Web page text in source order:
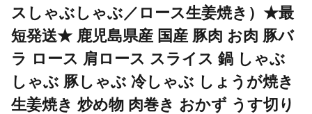
スしゃぶしゃぶ／ロース生姜焼き）★最
短発送★ 鹿児島県産 国産 豚肉 お肉 豚バ
ラ ロース 肩ロース スライス 鍋 しゃぶ
しゃぶ 豚しゃぶ 冷しゃぶ しょうが焼き
生姜焼き 炒め物 肉巻き おかず うす切り